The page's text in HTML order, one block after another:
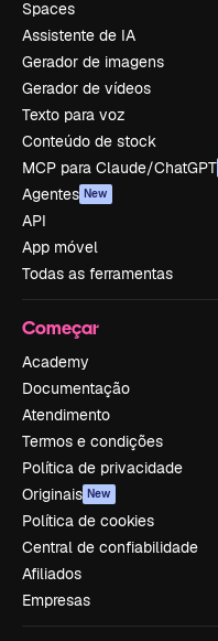
Spaces
Assistente de IA
Gerador de imagens
Gerador de vídeos
Texto para voz
Conteúdo de stock
MCP para Claude/ChatGPT
Agentes New
API
App móvel
Todas as ferramentas
Começar
Academy
Documentação
Atendimento
Termos e condições
Política de privacidade
Originais New
Política de cookies
Central de confiabilidade
Afiliados
Empresas